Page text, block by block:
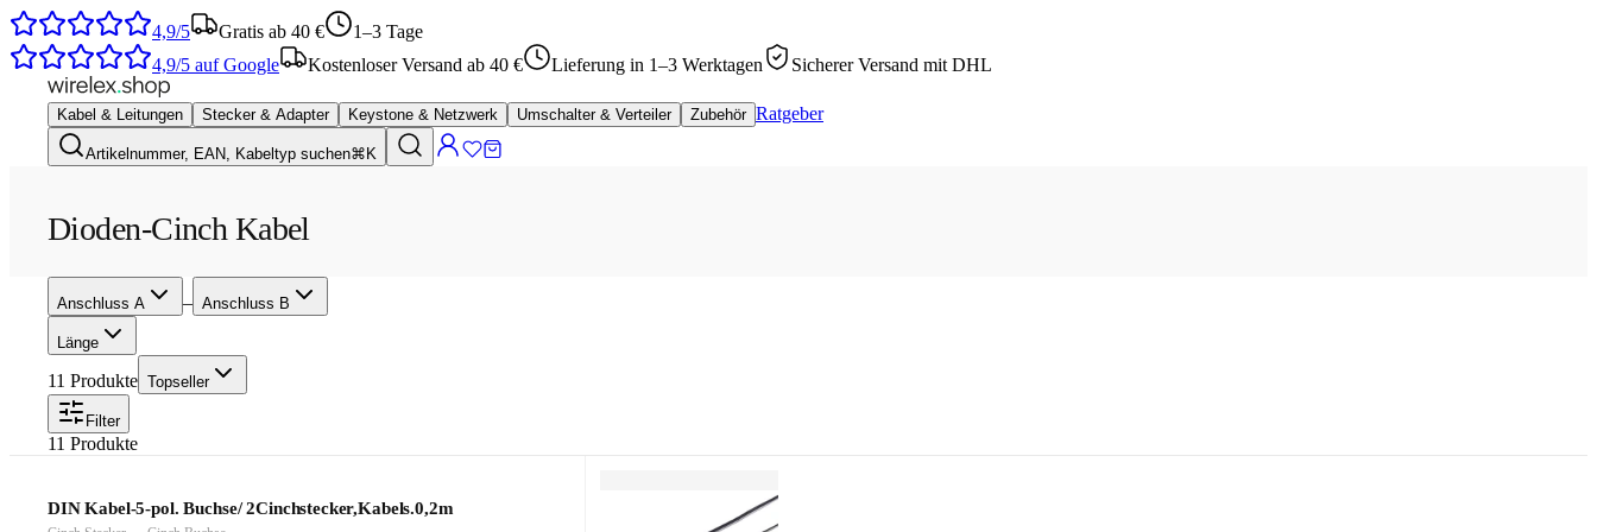
4,9/5 Gratis ab 40 €
1–3 Tage
4,9/5 auf Google Kostenloser Versand ab 40 € Lieferung in 1–3 Werktagen Sicherer Versand mit DHL
Kabel & Leitungen Stecker & Adapter Keystone & Netzwerk Umschalter & Verteiler Zubehör Ratgeber
Artikelnummer, EAN, Kabeltyp suchen⌘K
Dioden-Cinch Kabel
Anschluss A – Anschluss B
Länge
11 Produkte Topseller
Filter
11 Produkte
DIN Kabel-5-pol. Buchse/ 2Cinchstecker,Kabels.0,2m